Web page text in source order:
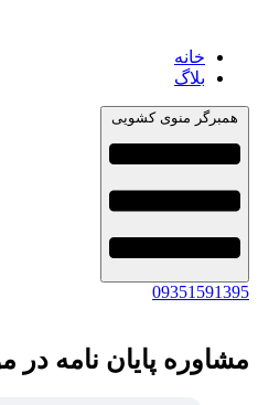
خانه
بلاگ
همبرگر منوی کشویی
09351591395
مشاوره پایان نامه